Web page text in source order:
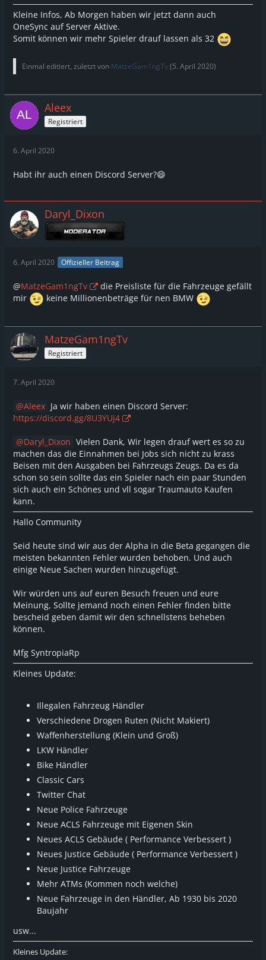
Kleine Infos, Ab Morgen haben wir jetzt dann auch
OneSync auf Server Aktive.
Somit können wir mehr Spieler drauf lassen als 32
Einmal editiert, zuletzt von MatzeGam1ngTv(5. April 2020)
Aleex
Registriert
6. April 2020
Habt ihr auch einen Discord Server?😄
Daryl_Dixon
6. April 2020 Offizieller Beitrag
@MatzeGam1ngTv
die Preisliste für die Fahrzeuge gefällt
mir
keine Millionenbeträge für nen BMW
MatzeGam1ngTv
Registriert
7. April 2020
Aleex Ja wir haben einen Discord Server:
https://discord.gg/8U3YUj4
Daryl_Dixon Vielen Dank, Wir legen drauf wert es so zu
machen das die Einnahmen bei Jobs sich nicht zu krass
Beisen mit den Ausgaben bei Fahrzeugs Zeugs. Da es da
schon so sein sollte das ein Spieler nach ein paar Stunden
sich auch ein Schönes und vll sogar Traumauto Kaufen
kann.
Hallo Community
Seid heute sind wir aus der Alpha in die Beta gegangen die
meisten bekannten Fehler wurden behoben. Und auch
einige Neue Sachen wurden hinzugefügt.
Wir würden uns auf euren Besuch freuen und eure
Meinung, Sollte jemand noch einen Fehler finden bitte
bescheid geben damit wir den schnellstens beheben
können.
Mfg SyntropiaRp
Kleines Update:
Illegalen Fahrzeug Händler
Verschiedene Drogen Ruten (Nicht Makiert)
Waffenherstellung (Klein und Groß)
LKW Händler
Bike Händler
Classic Cars
Twitter Chat
Neue Police Fahrzeuge
Neue ACLS Fahrzeuge mit Eigenen Skin
Neues ACLS Gebäude ( Performance Verbessert )
Neues Justice Gebäude ( Performance Verbessert )
Neue Justice Fahrzeuge
Mehr ATMs (Kommen noch welche)
Neue Fahrzeuge in den Händler, Ab 1930 bis 2020
Baujahr
usw...
Kleines Update: